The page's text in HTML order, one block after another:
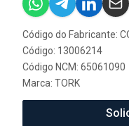
Código do Fabricante:
Código: 13006214
Código NCM: 65061090
Marca: TORK